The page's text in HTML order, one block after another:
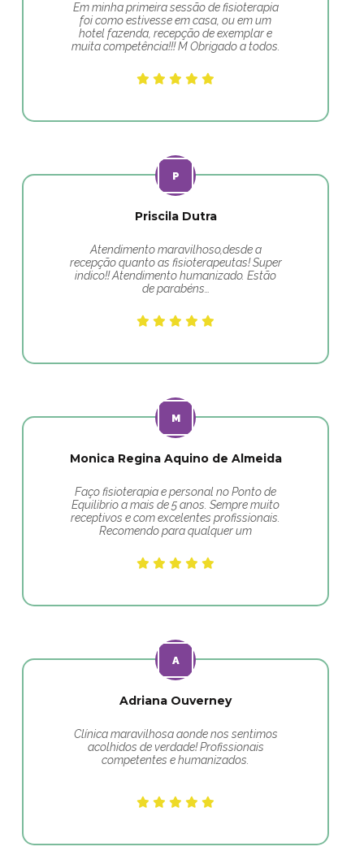
Em minha primeira sessão de fisioterapia
foi como estivesse em casa, ou em um
hotel fazenda, recepção de exemplar e
muita competência!!! M Obrigado a todos.
Priscila Dutra
Atendimento maravilhoso,desde a
recepção quanto as fisioterapeutas! Super
indico!! Atendimento humanizado. Estão
de parabéns…
Monica Regina Aquino de Almeida
Faço fisioterapia e personal no Ponto de
Equilibrio a mais de 5 anos. Sempre muito
receptivos e com excelentes profissionais.
Recomendo para qualquer um
Adriana Ouverney
Clínica maravilhosa aonde nos sentimos
acolhidos de verdade! Profissionais
competentes e humanizados.